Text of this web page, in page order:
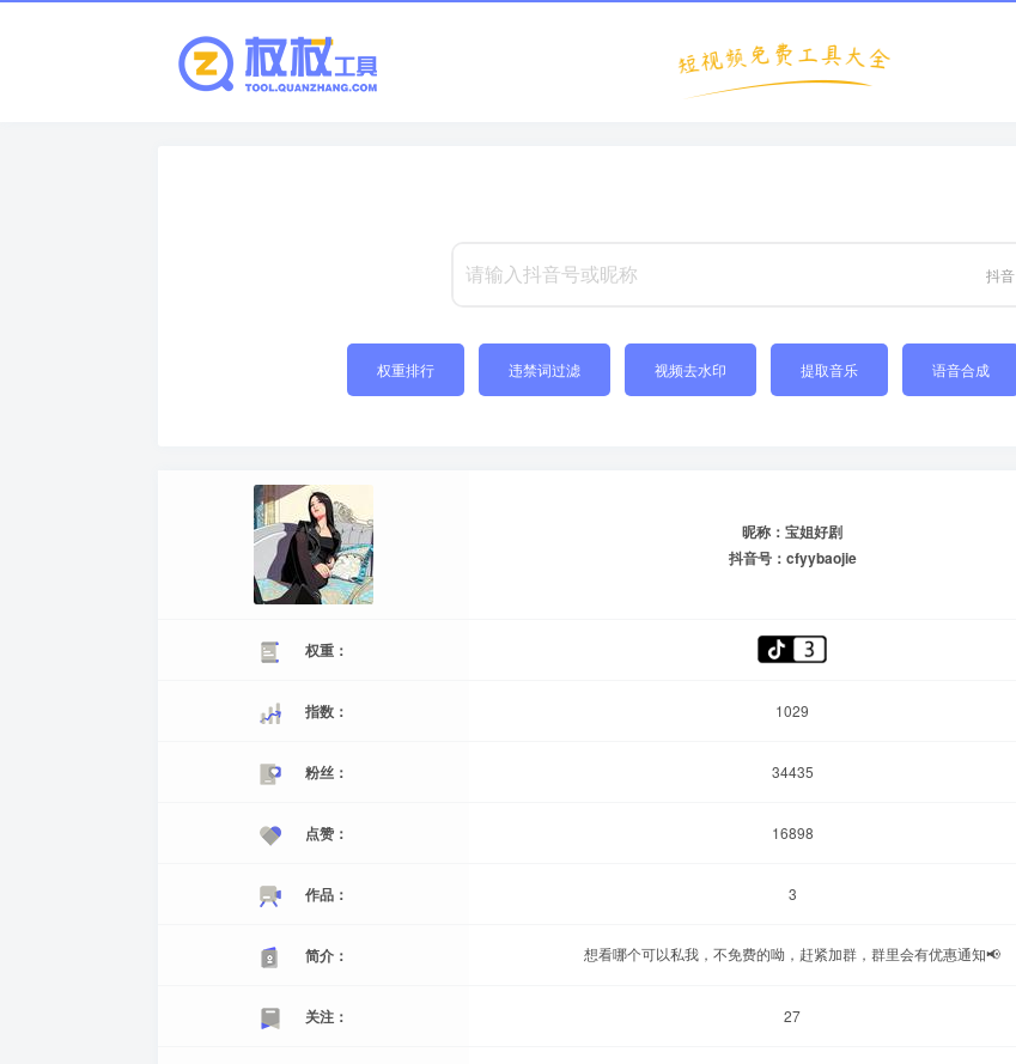
抖音
权重排行 违禁词过滤 视频去水印 提取音乐 语音合成
昵称：宝姐好剧
抖音号：cfyybaojie
权重：
指数： 1029
粉丝： 34435
点赞： 16898
作品： 3
简介： 想看哪个可以私我，不免费的呦，赶紧加群，群里会有优惠通知📢
关注： 27